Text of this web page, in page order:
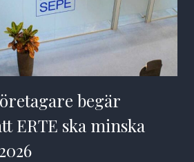
begär
ERTE ska minska